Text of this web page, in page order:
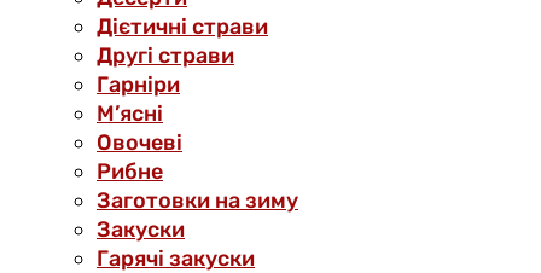
Дієтичні страви
Другі страви
Гарніри
М’ясні
Овочеві
Рибне
Заготовки на зиму
Закуски
Гарячі закуски